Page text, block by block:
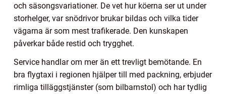
och säsongsvariationer. De vet hur köerna ser ut under
storhelger, var snödrivor brukar bildas och vilka tider
vägarna är som mest trafikerade. Den kunskapen
påverkar både restid och trygghet.
Service handlar om mer än ett trevligt bemötande. En
bra flygtaxi i regionen hjälper till med packning, erbjuder
rimliga tilläggstjänster (som bilbarnstol) och har tydlig